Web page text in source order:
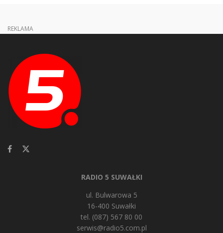
REKLAMA
RADIO 5 SUWAŁKI
ul. Bulwarowa 5
16-400 Suwałki
tel. (087) 567 80 00
serwis@radio5.com.pl